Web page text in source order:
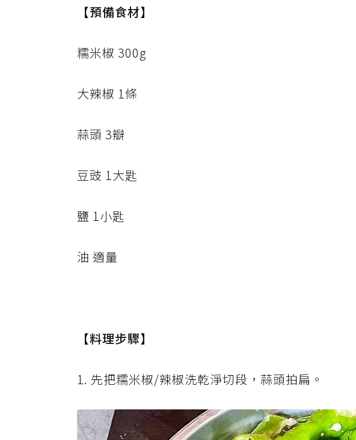
【預備食材】
糯米椒 300g
大辣椒 1條
蒜頭 3瓣
豆豉 1大匙
鹽 1小匙
油 適量
【料理步驟】
1. 先把糯米椒/辣椒洗乾淨切段，蒜頭拍扁。